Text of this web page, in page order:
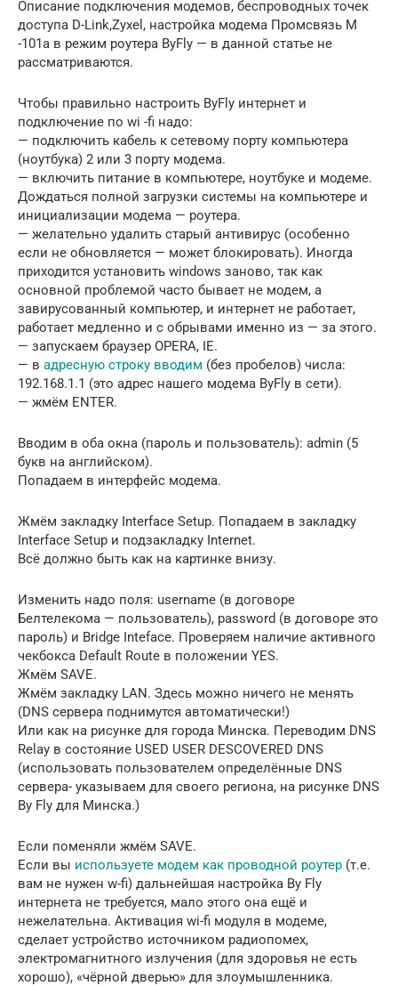
Описание подключения модемов, беспроводных точек
доступа D-Link,Zyxel, настройка модема Промсвязь M
-101a в режим роутера ByFly — в данной статье не
рассматриваются.
Чтобы правильно настроить ByFly интернет и
подключение по wi -fi надо:
— подключить кабель к сетевому порту компьютера
(ноутбука) 2 или 3 порту модема.
— включить питание в компьютере, ноутбуке и модеме.
Дождаться полной загрузки системы на компьютере и
инициализации модема — роутера.
— желательно удалить старый антивирус (особенно
если не обновляется — может блокировать). Иногда
приходится установить windows заново, так как
основной проблемой часто бывает не модем, а
завирусованный компьютер, и интернет не работает,
работает медленно и с обрывами именно из — за этого.
— запускаем браузер OPERA, IE.
— в адресную строку вводим (без пробелов) числа:
192.168.1.1 (это адрес нашего модема ByFly в сети).
— жмём ENTER.
Вводим в оба окна (пароль и пользователь): admin (5
букв на английском).
Попадаем в интерфейс модема.
Жмём закладку Interface Setup. Попадаем в закладку
Interface Setup и подзакладку Internet.
Всё должно быть как на картинке внизу.
Изменить надо поля: username (в договоре
Белтелекома — пользователь), password (в договоре это
пароль) и Bridge Inteface. Проверяем наличие активного
чекбокса Default Route в положении YES.
Жмём SAVE.
Жмём закладку LAN. Здесь можно ничего не менять
(DNS сервера поднимутся автоматически!)
Или как на рисунке для города Минска. Переводим DNS
Relay в состояние USED USER DESCOVERED DNS
(использовать пользователем определённые DNS
сервера- указываем для своего региона, на рисунке DNS
By Fly для Минска.)
Если поменяли жмём SAVE.
Если вы используете модем как проводной роутер (т.е.
вам не нужен w-fi) дальнейшая настройка By Fly
интернета не требуется, мало этого она ещё и
нежелательна. Активация wi-fi модуля в модеме,
сделает устройство источником радиопомех,
электромагнитного излучения (для здоровья не есть
хорошо), «чёрной дверью» для злоумышленника.